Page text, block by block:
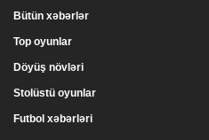
Bütün xəbərlər
Top oyunlar
Döyüş növləri
Stolüstü oyunlar
Futbol xəbərləri